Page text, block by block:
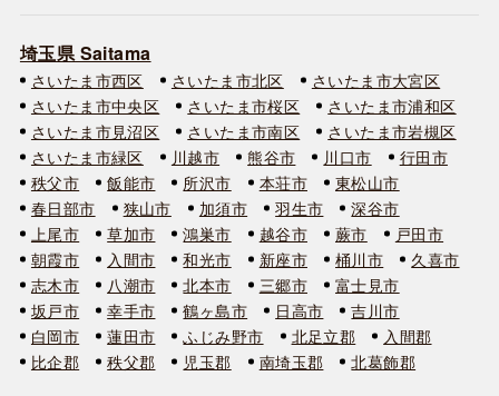
埼玉県 Saitama
さいたま市西区 さいたま市北区
さいたま市大宮区
さいたま市中央区
さいたま市桜区
さいたま市浦和区
さいたま市見沼区
さいたま市南区
さいたま市岩槻区
さいたま市緑区
川越市 熊谷市 川口市
行田市
秩父市
飯能市 所沢市 本荘市
東松山市
春日部市
狭山市 加須市 羽生市
深谷市
上尾市
草加市 鴻巣市 越谷市 蕨市
戸田市
朝霞市
入間市 和光市 新座市 桶川市
久喜市
志木市
八潮市 北本市 三郷市
富士見市
坂戸市
幸手市 鶴ヶ島市 日高市
吉川市
白岡市
蓮田市 ふじみ野市 北足立郡
入間郡
比企郡
秩父郡 児玉郡 南埼玉郡 北葛飾郡